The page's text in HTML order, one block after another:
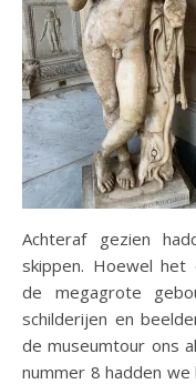
Achteraf gezien
skippen. Hoewel het
de megagrote
schilderijen en
de museumtour ons
nummer 8 hadden